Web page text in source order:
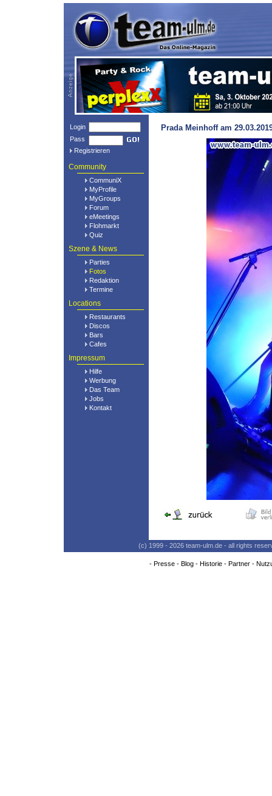
Login
Pass
Registrieren
Community
CommuniX
MyProfile
MyGroups
Forum
eMeetings
Flohmarkt
Quiz
Szene & News
Parties
Fotos
Redaktion
Termine
Locations
Restaurants
Discos
Bars
Cafes
Impressum
Hilfe
Werbung
Das Team
Jobs
Kontakt
Prada Meinhoff am
(c) 1999 - 2026 team-ulm.de - all rights
- Presse- Blog- Historie- Partner-